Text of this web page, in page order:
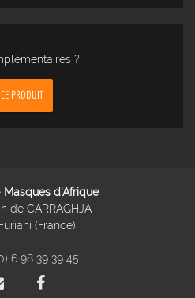
?
PRODUIT
Masques d'Afrique
de CARRAGHJA
(France)
6 98 39 39 45